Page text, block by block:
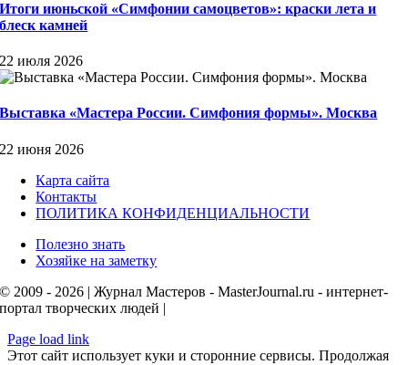
Итоги июньской «Симфонии самоцветов»: краски лета и
блеск камней
22 июля 2026
Выставка «Мастера России. Симфония формы». Москва
22 июня 2026
Карта сайта
Контакты
ПОЛИТИКА КОНФИДЕНЦИАЛЬНОСТИ
Полезно знать
Хозяйке на заметку
© 2009 - 2026 | Журнал Мастеров - MasterJournal.ru - интернет-
портал творческих людей |
Page load link
Этот сайт использует куки и сторонние сервисы. Продолжая